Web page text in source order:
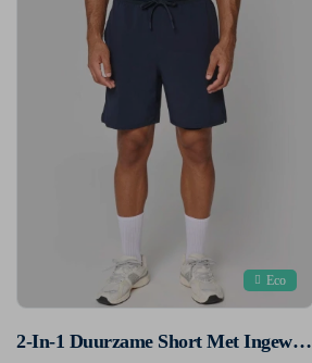
Eco
2-In-1 Duurzame Short Met Ingewerkte Ondershort